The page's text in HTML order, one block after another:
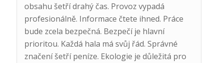
obsahu šetří drahý čas. Provoz vypadá
profesionálně. Informace čtete ihned. Práce
bude zcela bezpečná. Bezpečí je hlavní
prioritou. Každá hala má svůj řád. Správné
značení šetří peníze. Ekologie je důležitá pro